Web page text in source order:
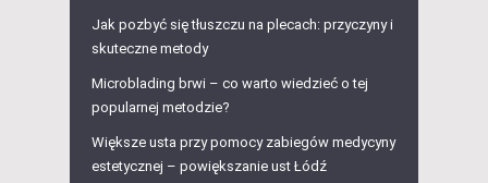
Jak pozbyć się tłuszczu na plecach: przyczyny i
skuteczne metody
Microblading brwi – co warto wiedzieć o tej
popularnej metodzie?
Większe usta przy pomocy zabiegów medycyny
estetycznej – powiększanie ust Łódź